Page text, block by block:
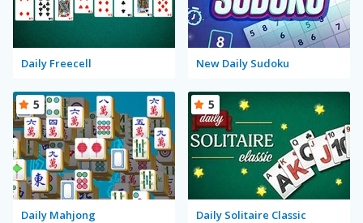
Daily Freecell New Daily Sudoku
Daily Mahjong
5
Daily Solitaire Classic
5